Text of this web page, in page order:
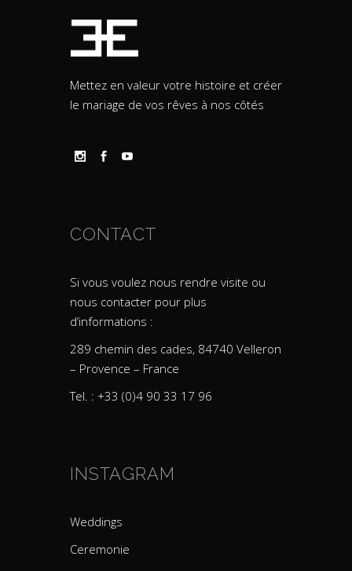
Mettez en valeur votre histoire et créer
le mariage de vos rêves à nos côtés
CONTACT
Si vous voulez nous rendre visite ou
nous contacter pour plus
d’informations :
289 chemin des cades, 84740 Velleron
– Provence – France
Tel. : +33 (0)4 90 33 17 96
INSTAGRAM
Weddings
Ceremonie